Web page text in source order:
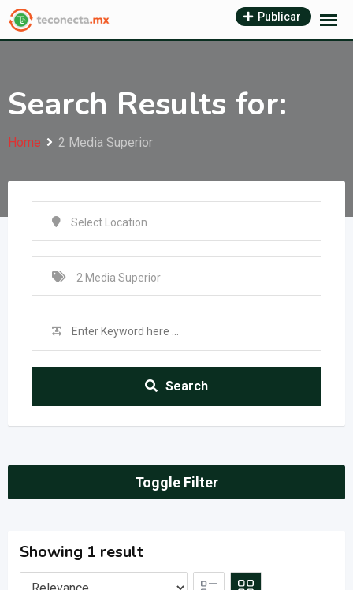
Skip
Publicar
Search Results for:
Home 2 Media Superior
Search
Toggle Filter
Showing 1 result